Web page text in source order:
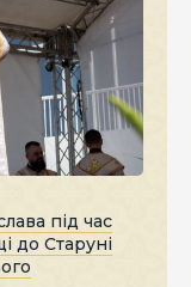
під час
до Старуні